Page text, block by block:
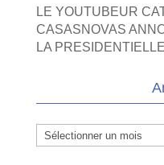
LE YOUTUBEUR
CASASNOVAS
LA PRESIDENTIELLE
Archives